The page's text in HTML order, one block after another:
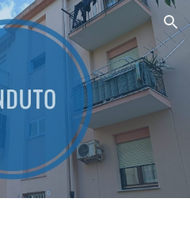
Skip to navigation